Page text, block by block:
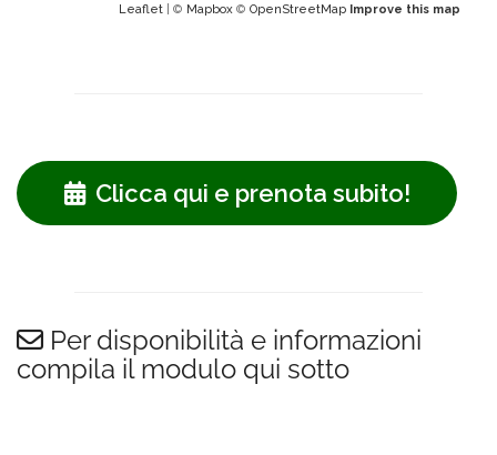
Leaflet | © Mapbox © OpenStreetMap Improve this map
Clicca qui e prenota subito!
Per disponibilità e informazioni
compila il modulo qui sotto